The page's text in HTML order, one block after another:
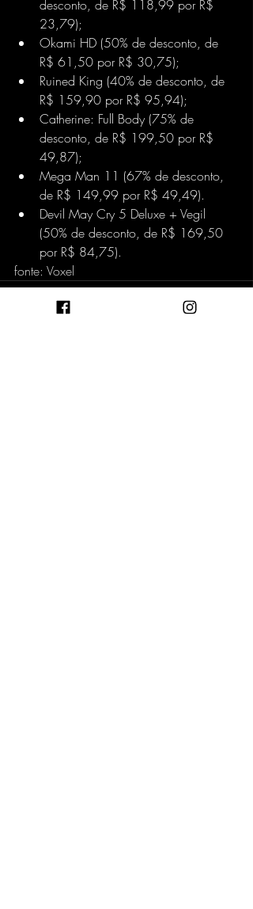
desconto, de R$ 118,99 por R$
23,79);
Okami HD (50% de desconto, de
R$ 61,50 por R$ 30,75);
Ruined King (40% de desconto, de
R$ 159,90 por R$ 95,94);
Catherine: Full Body (75% de
desconto, de R$ 199,50 por R$
49,87);
Mega Man 11 (67% de desconto,
de R$ 149,99 por R$ 49,49).
Devil May Cry 5 Deluxe + Vegil
(50% de desconto, de R$ 169,50
por R$ 84,75).
fonte: Voxel